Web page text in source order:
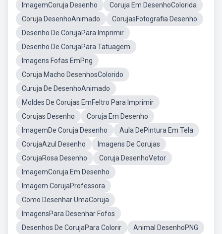
ImagemCoruja Desenho
Coruja Em DesenhoColorida
Coruja DesenhoAnimado
CorujasFotografia Desenho
Desenho De CorujaPara Imprimir
Desenho De CorujaPara Tatuagem
Imagens Fofas EmPng
Coruja Macho DesenhosColorido
Curuja De DesenhoAnimado
Moldes De Corujas EmFeltro Para Imprimir
Corujas Desenho
Coruja Em Desenho
ImagemDe Coruja Desenho
Aula DePintura Em Tela
CorujaAzul Desenho
Imagens De Corujas
CorujaRosa Desenho
Coruja DesenhoVetor
ImagemCoruja Em Desenho
Imagem CorujaProfessora
Como Desenhar UmaCoruja
ImagensPara Desenhar Fofos
Desenhos De CorujaPara Colorir
Animal DesenhoPNG